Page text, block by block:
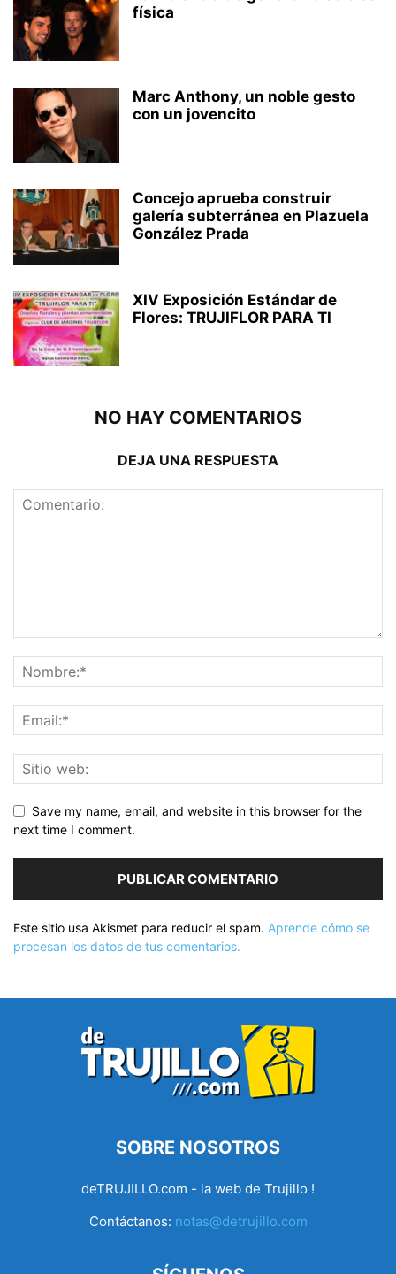
física
Marc Anthony, un noble gesto
con un jovencito
Concejo aprueba construir
galería subterránea en Plazuela
González Prada
XIV Exposición Estándar de
Flores: TRUJIFLOR PARA TI
NO HAY COMENTARIOS
DEJA UNA RESPUESTA
Save my name, email, and website in this browser for the
next time I comment.
Este sitio usa Akismet para reducir el spam. Aprende cómo se
procesan los datos de tus comentarios.
SOBRE NOSOTROS
deTRUJILLO.com - la web de Trujillo !
Contáctanos: notas@detrujillo.com